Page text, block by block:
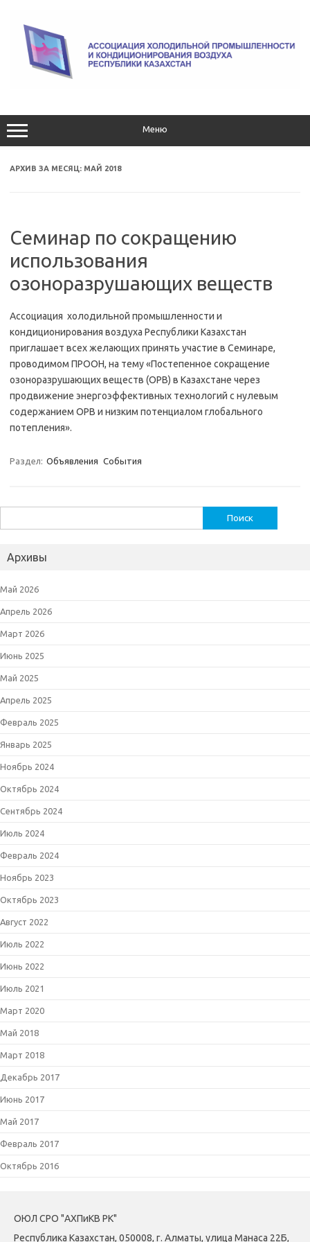
содержимому
Меню
АРХИВ ЗА МЕСЯЦ: МАЙ 2018
Семинар по сокращению
использования
озоноразрушающих веществ
Ассоциация холодильной промышленности и
кондиционирования воздуха Республики Казахстан
приглашает всех желающих принять участие в Семинаре,
проводимом ПРООН, на тему «Постепенное сокращение
озоноразрушающих веществ (ОРВ) в Казахстане через
продвижение энергоэффективных технологий с нулевым
содержанием ОРВ и низким потенциалом глобального
потепления».
Раздел: Объявления События
Архивы
Май 2026
Апрель 2026
Март 2026
Июнь 2025
Май 2025
Апрель 2025
Февраль 2025
Январь 2025
Ноябрь 2024
Октябрь 2024
Сентябрь 2024
Июль 2024
Февраль 2024
Ноябрь 2023
Октябрь 2023
Август 2022
Июль 2022
Июнь 2022
Июль 2021
Март 2020
Май 2018
Март 2018
Декабрь 2017
Июнь 2017
Май 2017
Февраль 2017
Октябрь 2016
ОЮЛ СРО "АХПиКВ РК"
Республика Казахстан, 050008, г. Алматы, улица Манаса 22Б,